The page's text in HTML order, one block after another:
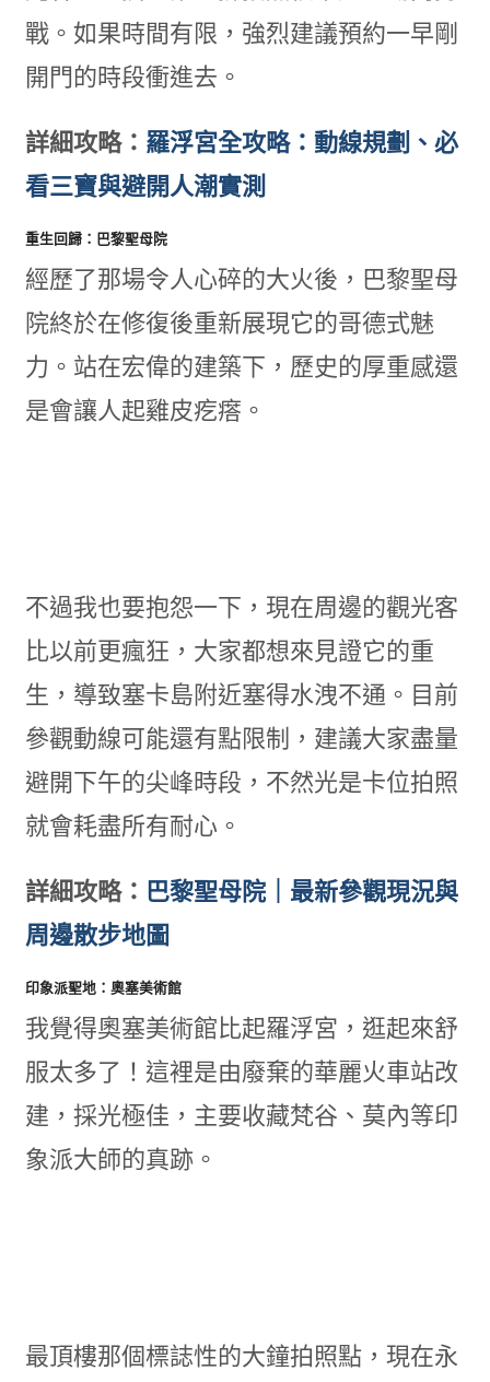
戰。如果時間有限，強烈建議預約一早剛
開門的時段衝進去。
詳細攻略： 羅浮宮全攻略：動線規劃、必
看三寶與避開人潮實測
重生回歸：巴黎聖母院
經歷了那場令人心碎的大火後，巴黎聖母
院終於在修復後重新展現它的哥德式魅
力。站在宏偉的建築下，歷史的厚重感還
是會讓人起雞皮疙瘩。
不過我也要抱怨一下，現在周邊的觀光客
比以前更瘋狂，大家都想來見證它的重
生，導致塞卡島附近塞得水洩不通。目前
參觀動線可能還有點限制，建議大家盡量
避開下午的尖峰時段，不然光是卡位拍照
就會耗盡所有耐心。
詳細攻略： 巴黎聖母院｜最新參觀現況與
周邊散步地圖
印象派聖地：奧塞美術館
我覺得奧塞美術館比起羅浮宮，逛起來舒
服太多了！這裡是由廢棄的華麗火車站改
建，採光極佳，主要收藏梵谷、莫內等印
象派大師的真跡。
最頂樓那個標誌性的大鐘拍照點，現在永